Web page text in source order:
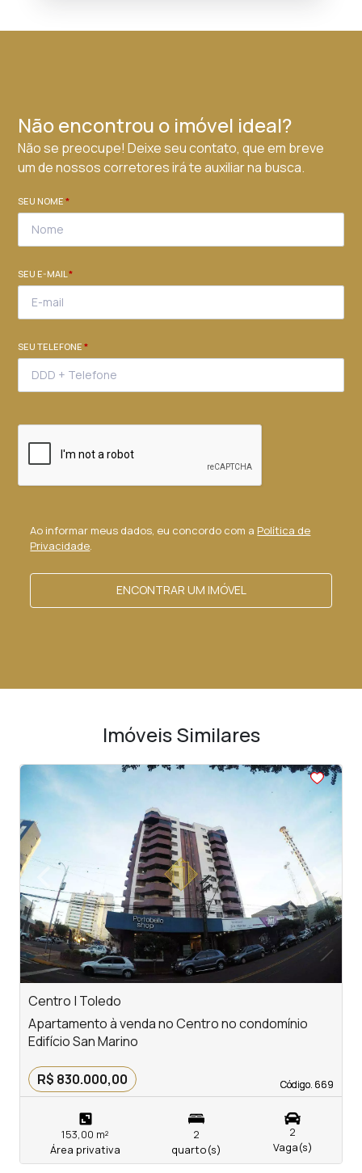
Não encontrou o imóvel ideal?
Não se preocupe! Deixe seu contato, que em breve
um de nossos corretores irá te auxiliar na busca.
SEU NOME*
SEU E-MAIL*
SEU TELEFONE*
Ao informar meus dados, eu concordo com a Política de
Privacidade.
ENCONTRAR UM IMÓVEL
Imóveis Similares
< <
‹Previous ›
Next
Centro | Toledo
Código. 669
Código. 669
Apartamento à venda no Centro no condomínio
Edifício San Marino
R$ 830.000,00
153,00 m²
Área privativa
2
quarto(s)
2
Vaga(s)